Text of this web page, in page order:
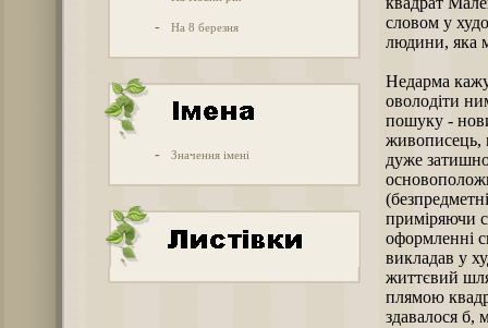
- На 8 березня
- Значення імені
словом у
людини, яка
Недарма
оволодіти
пошуку -
живописець,
дуже
приміряючи
оформленні
викладав у
життєвий
плямою
здавалося б,